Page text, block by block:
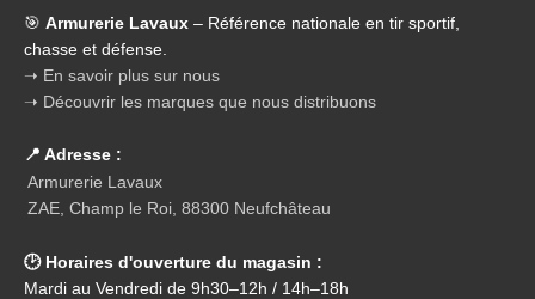
🎯 Armurerie Lavaux – Référence nationale en tir sportif,
chasse et défense.
➝ En savoir plus sur nous
➝ Découvrir les marques que nous distribuons
📍 Adresse :
Armurerie Lavaux
ZAE, Champ le Roi, 88300 Neufchâteau
🕑 Horaires d'ouverture du magasin :
Mardi au Vendredi de 9h30–12h / 14h–18h